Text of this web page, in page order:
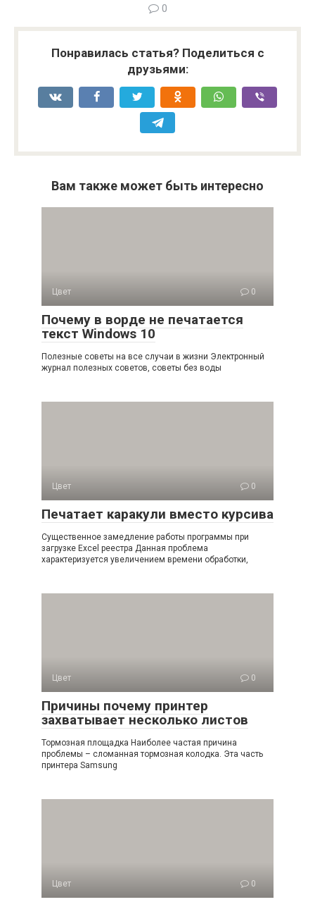
0
Понравилась статья? Поделиться с
друзьями:
Вам также может быть интересно
Цвет 0
Почему в ворде не печатается
текст Windows 10
Полезные советы на все случаи в жизни Электронный
журнал полезных советов, советы без воды
Цвет 0
Печатает каракули вместо курсива
Существенное замедление работы программы при
загрузке Excel реестра Данная проблема
характеризуется увеличением времени обработки,
Цвет 0
Причины почему принтер
захватывает несколько листов
Тормозная площадка Наиболее частая причина
проблемы – сломанная тормозная колодка. Эта часть
принтера Samsung
Цвет 0